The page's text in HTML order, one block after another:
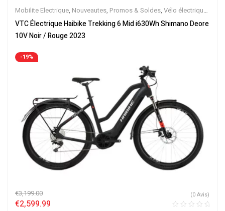
Mobilite Electrique, Nouveautes, Promos & Soldes, Vélo électrique
ville,Velos Electriques,VTC Electrique
VTC Électrique Haibike Trekking 6 Mid i630Wh Shimano Deore
10V Noir / Rouge 2023
-19%
€3,199.00
€2,599.99
(0 Avis)